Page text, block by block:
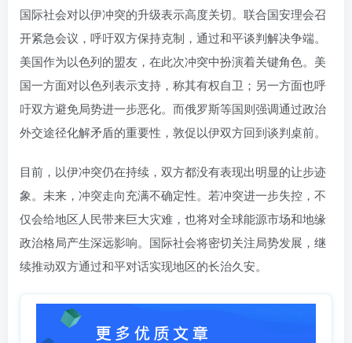
国际社会对以伊冲突的升级表示高度关切。联合国安理会召
开紧急会议，呼吁双方保持克制，通过和平谈判解决争端。
美国作为以色列的盟友，在此次冲突中扮演着关键角色。美
国一方面对以色列表示支持，称其有权自卫；另一方面也呼
吁双方避免局势进一步恶化。而俄罗斯等国则强调通过政治
外交途径化解矛盾的重要性，敦促以伊双方回到谈判桌前。
目前，以伊冲突仍在持续，双方都没有表现出明显的让步迹
象。未来，冲突走向充满不确定性。若冲突进一步失控，不
仅会给地区人民带来巨大灾难，也将对全球能源市场和地缘
政治格局产生深远影响。国际社会将密切关注局势发展，继
续推动双方通过和平对话实现地区的长治久安。